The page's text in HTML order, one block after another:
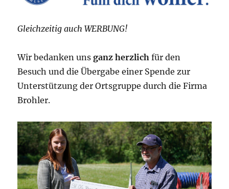
Gleichzeitig auch WERBUNG!
Wir bedanken unsganz herzlich für den
Besuch und die Übergabe einer Spende zur
Unterstützung der Ortsgruppe durch die Firma
Brohler.